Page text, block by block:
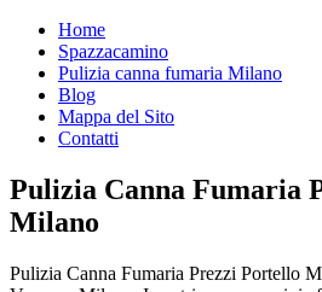
Home
Spazzacamino
Pulizia canna fumaria Milano
Blog
Mappa del Sito
Contatti
Pulizia Canna Fumaria
Milano
Pulizia Canna Fumaria Prezzi Portello